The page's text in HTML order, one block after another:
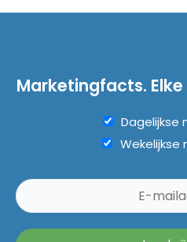
Marketingfacts.
Dagelijkse
Wekelijkse